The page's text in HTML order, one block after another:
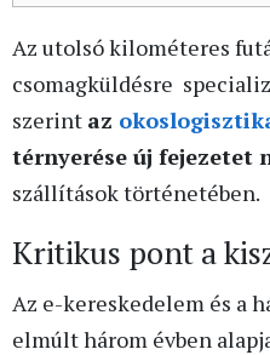
Az utolsó kilométeres
csomagküldésre
szerint az
térnyerése új fejezetet
szállítások történetében.
Kritikus pont a
Az e-kereskedelem és a
elmúlt három évben